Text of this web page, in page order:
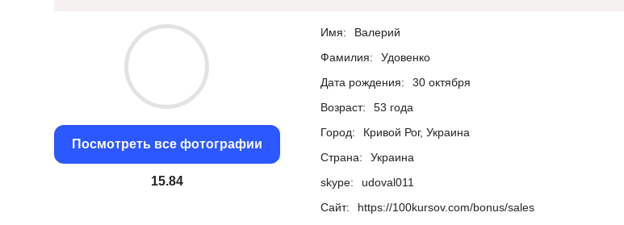
Посмотреть все фотографии
15
Имя:
Валерий
Фамилия:
Удовенко
Дата рождения:
30 октября
Возраст:
53 года
Город:
Кривой Рог, Украина
Страна:
Украина
skype:
udoval011
Сайт:
https://100kursov.com/bonus/sales